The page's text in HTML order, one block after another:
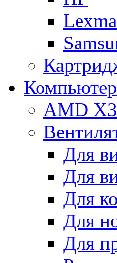
AMD X3
Для
Для
Для
Для
Для